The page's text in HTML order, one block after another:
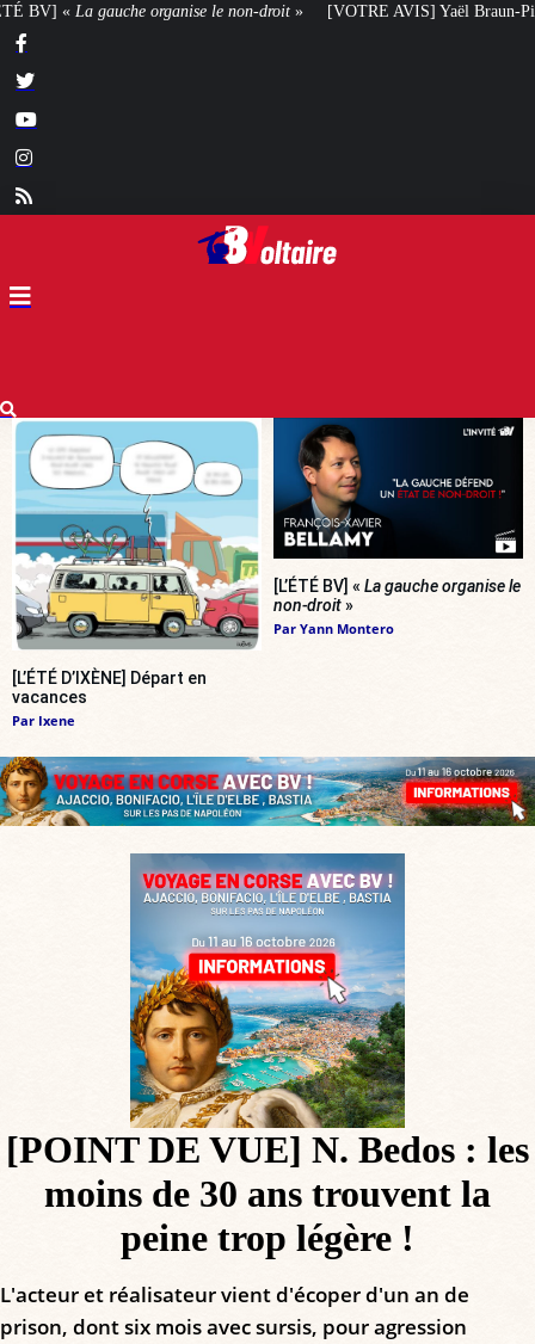
droit» [VOTRE AVIS] Yaël Braun-Pivet doit-elle renoncer à son projet
[L’ÉTÉ D’IXÈNE] Départ en
vacances
Par Ixene
[L’ÉTÉ BV] « La gauche organise le
non-droit»
Par Yann Montero
[POINT DE VUE] N. Bedos : les
moins de 30 ans trouvent la
peine trop légère !
L'acteur et réalisateur vient d'écoper d'un an de
prison, dont six mois avec sursis, pour agression